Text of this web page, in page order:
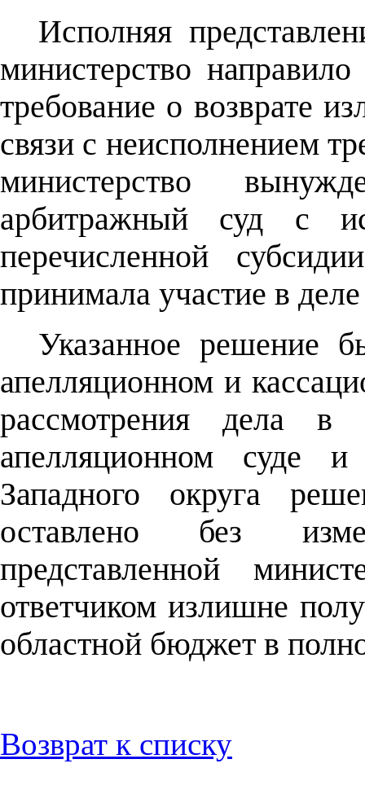
Исполняя
министерство
требование о возврате
связи с неисполнением
министерство
арбитражный суд с
перечисленной
принимала участие в
Указанное решение
апелляционном и
рассмотрения дела в
апелляционном суде
Западного округа
оставлено без
представленной
ответчиком излишне
областной бюджет в
Возврат к списку